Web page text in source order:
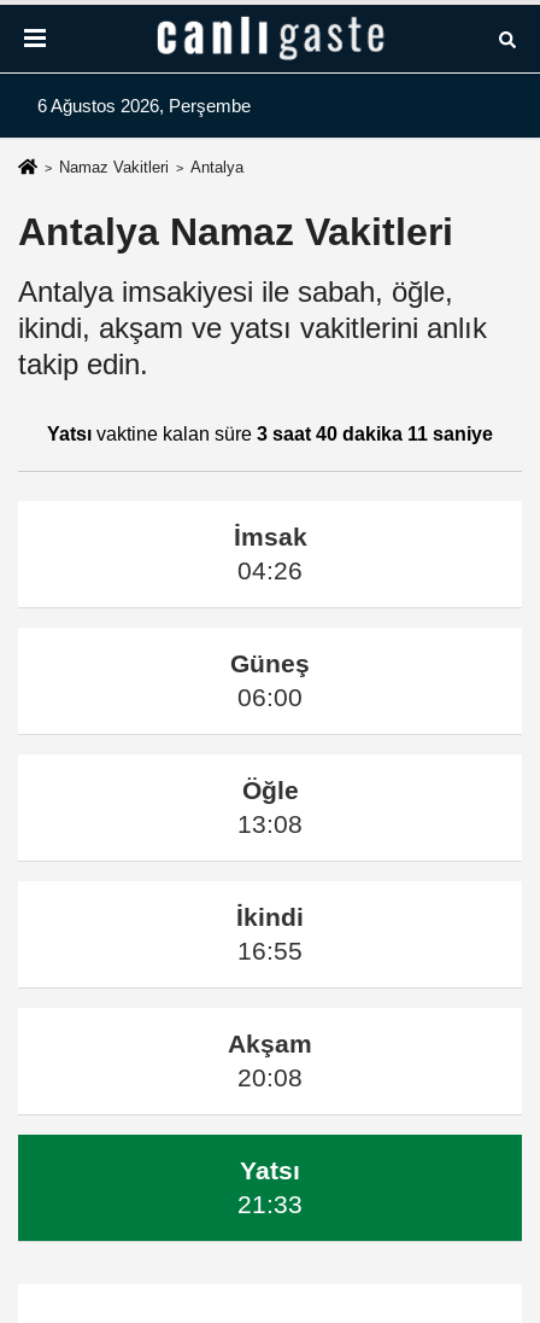
6 Ağustos 2026, Perşembe
Namaz Vakitleri Antalya
Antalya Namaz Vakitleri
Antalya imsakiyesi ile sabah, öğle,
ikindi, akşam ve yatsı vakitlerini anlık
takip edin.
Yatsıvaktine kalan süre 3 saat 40 dakika 10 saniye
İmsak
04:26
Güneş
06:00
Öğle
13:08
İkindi
16:55
Akşam
20:08
Yatsı
21:33